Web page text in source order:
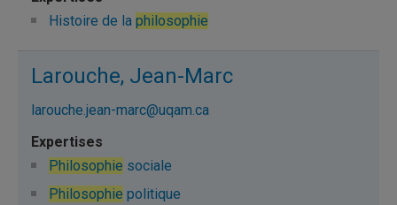
Histoire de la philosophie
Larouche, Jean-Marc
larouche.jean-marc@uqam.ca
Philosophie sociale
Philosophie politique